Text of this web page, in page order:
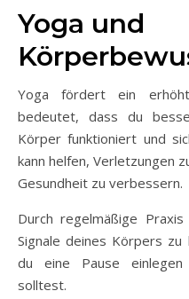
Yoga und
Yoga fördert ein
bedeutet, dass du
Körper funktioniert und
kann helfen, Verletzungen
Gesundheit zu verbessern.
Durch regelmäßige
Signale deines Körpers
du eine Pause
solltest.